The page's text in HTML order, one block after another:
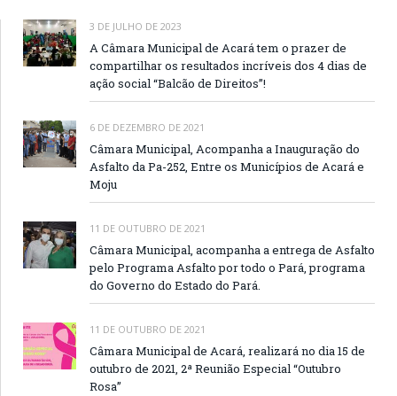
3 DE JULHO DE 2023
A Câmara Municipal de Acará tem o prazer de
compartilhar os resultados incríveis dos 4 dias de
ação social “Balcão de Direitos”!
6 DE DEZEMBRO DE 2021
Câmara Municipal, Acompanha a Inauguração do
Asfalto da Pa-252, Entre os Municípios de Acará e
Moju
11 DE OUTUBRO DE 2021
Câmara Municipal, acompanha a entrega de Asfalto
pelo Programa Asfalto por todo o Pará, programa
do Governo do Estado do Pará.
11 DE OUTUBRO DE 2021
Câmara Municipal de Acará, realizará no dia 15 de
outubro de 2021, 2ª Reunião Especial “Outubro
Rosa”